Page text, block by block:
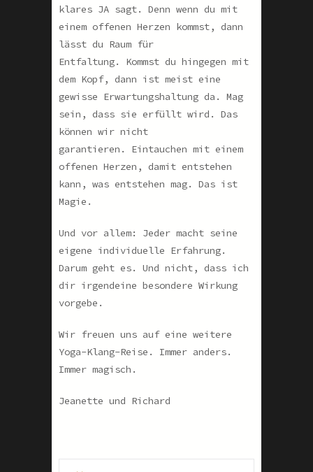
klares JA sagt. Denn wenn du mit
einem offenen Herzen kommst, dann
lässt du Raum für
Entfaltung. Kommst du hingegen mit
dem Kopf, dann ist meist eine
gewisse Erwartungshaltung da. Mag
sein, dass sie erfüllt wird. Das
können wir nicht
garantieren. Eintauchen mit einem
offenen Herzen, damit entstehen
kann, was entstehen mag. Das ist
Magie.
Und vor allem: Jeder macht seine
eigene individuelle Erfahrung.
Darum geht es. Und nicht, dass ich
dir irgendeine besondere Wirkung
vorgebe.
Wir freuen uns auf eine weitere
Yoga-Klang-Reise. Immer anders.
Immer magisch.
Jeanette und Richard